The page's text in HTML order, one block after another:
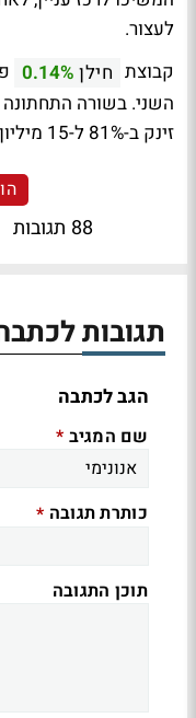
לעצור.
קבוצת חילן 0.14%
השני. בשורה התחתונה
זינק ב-81% ל-15 מיליון שקל.
88 תגובות
תגובות
הגב לכתבה
שם המגיב *
כותרת תגובה *
תוכן התגובה